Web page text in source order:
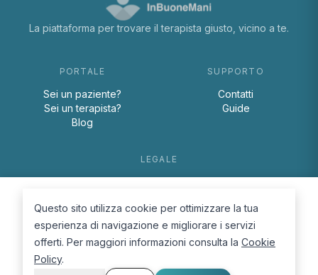
La piattaforma per trovare il terapista giusto, vicino a te.
PORTALE
Sei un paziente?
Sei un terapista?
Blog
SUPPORTO
Contatti
Guide
LEGALE
Cookie Policy
Questo sito utilizza cookie per ottimizzare la tua
esperienza di navigazione e migliorare i servizi
offerti. Per maggiori informazioni consulta la Cookie
Policy.